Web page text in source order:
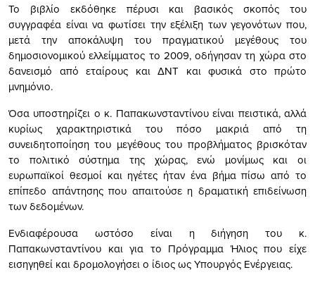
Το βιβλίο εκδόθηκε πέρυσι και βασικός σκοπός του
συγγραφέα είναι να φωτίσει την εξέλιξη των γεγονότων που,
μετά την αποκάλυψη του πραγματικού μεγέθους του
δημοσιονομικού ελλείμματος το 2009, οδήγησαν τη χώρα στο
δανεισμό από εταίρους και ΔΝΤ και φυσικά στο πρώτο
μνημόνιο.
Όσα υποστηρίζει ο κ. Παπακωνσταντίνου είναι πειστικά, αλλά
κυρίως χαρακτηριστικά του πόσο μακριά από τη
συνειδητοποίηση του μεγέθους του προβλήματος βρισκόταν
το πολιτικό σύστημα της χώρας, ενώ μονίμως και οι
ευρωπαϊκοί θεσμοί και ηγέτες ήταν ένα βήμα πίσω από το
επίπεδο απάντησης που απαιτούσε η δραματική επιδείνωση
των δεδομένων.
Ενδιαφέρουσα ωστόσο είναι η διήγηση του κ.
Παπακωνσταντίνου και για το Πρόγραμμα Ήλιος που είχε
εισηγηθεί και δρομολογήσει ο ίδιος ως Υπουργός Ενέργειας.